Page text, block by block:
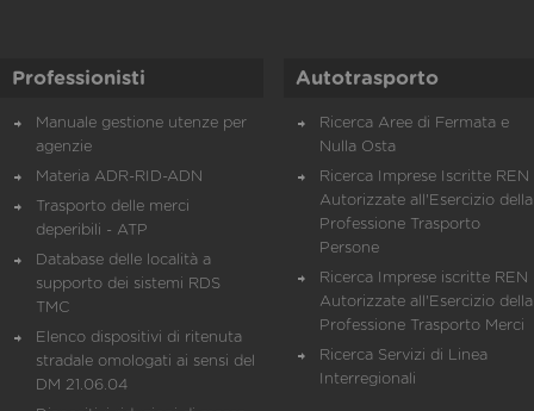
Professionisti
Manuale gestione utenze per
agenzie
Materia ADR-RID-ADN
Trasporto delle merci
deperibili - ATP
Database delle località a
supporto dei sistemi RDS
TMC
Elenco dispositivi di ritenuta
stradale omologati ai sensi del
DM 21.06.04
Autotrasporto
Ricerca Aree di Fermata e
Nulla Osta
Ricerca Imprese Iscritte REN
Autorizzate all'Esercizio della
Professione Trasporto
Persone
Ricerca Imprese iscritte REN
Autorizzate all'Esercizio della
Professione Trasporto Merci
Ricerca Servizi di Linea
Interregionali